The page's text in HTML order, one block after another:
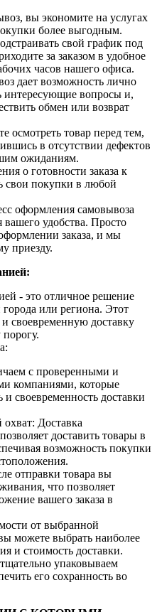
вы экономите на услугах
более выгодным.
свой график под
за заказом в удобное
часов нашего офиса.
дает возможность лично
интересующие вопросы и,
обмен или возврат
осмотреть товар перед тем,
в отсутствии дефектов
ожиданиям.
о готовности заказа к
свои покупки в любой
оформления самовывоза
удобства. Просто
заказа, и мы
приезду.
- это отличное решение
города или региона. Этот
своевременную доставку
с проверенными и
компаниями, которые
и своевременность доставки
Доставка
доставить товары в
возможность покупки
отправки товара вы
что позволяет
вашего заказа в
от выбранной
можете выбрать наиболее
и стоимость доставки.
упаковываем
его сохранность во